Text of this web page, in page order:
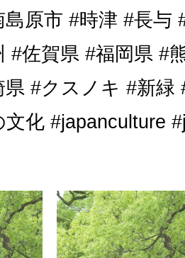
原市 #時津 #長与
#佐賀県 #福岡県 #
県 #クスノキ #新緑
文化 #japanculture